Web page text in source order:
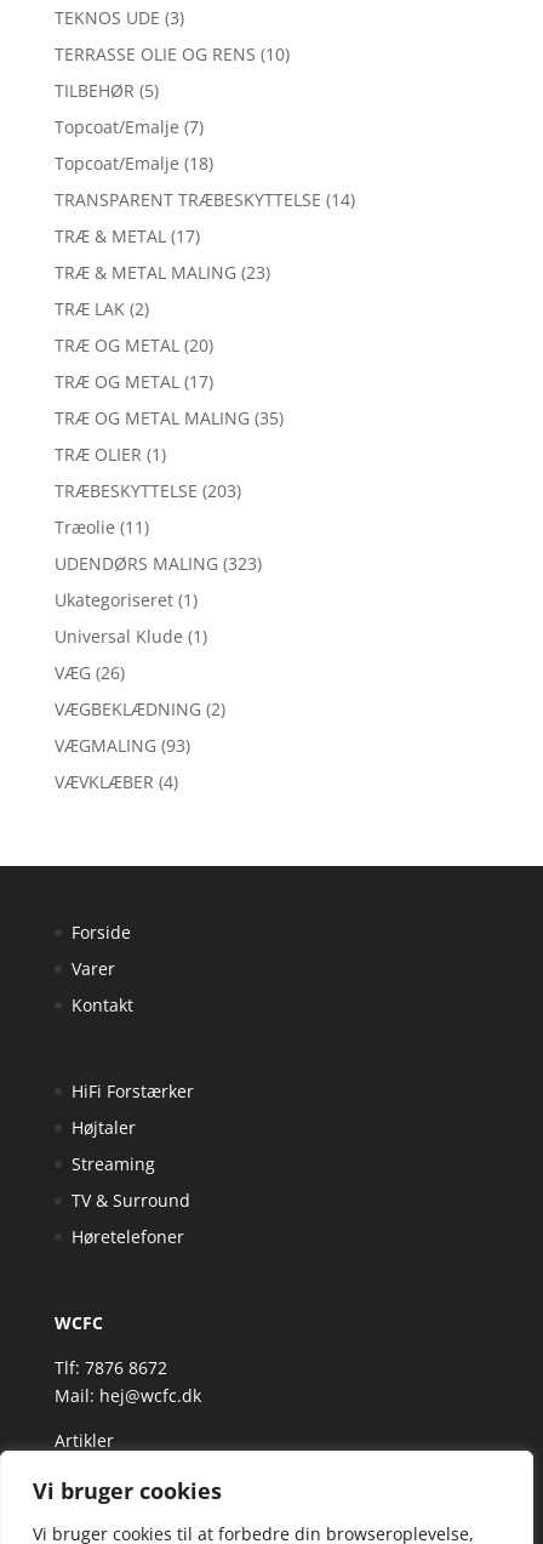
Vi bruger cookies
Vi bruger cookies til at forbedre din browseroplevelse,
TEKNOS UDE (3)
TERRASSE OLIE OG RENS (10)
TILBEHØR (5)
Topcoat/Emalje (7)
Topcoat/Emalje (18)
TRANSPARENT TRÆBESKYTTELSE (14)
TRÆ & METAL (17)
TRÆ & METAL MALING (23)
TRÆ LAK (2)
TRÆ OG METAL (20)
TRÆ OG METAL (17)
TRÆ OG METAL MALING (35)
TRÆ OLIER (1)
TRÆBESKYTTELSE (203)
Træolie (11)
UDENDØRS MALING (323)
Ukategoriseret (1)
Universal Klude (1)
VÆG (26)
VÆGBEKLÆDNING (2)
VÆGMALING (93)
VÆVKLÆBER (4)
Forside
Varer
Kontakt
HiFi Forstærker
Højtaler
Streaming
TV & Surround
Høretelefoner
WCFC
Tlf: 7876 8672
Mail: hej@wcfc.dk
Artikler